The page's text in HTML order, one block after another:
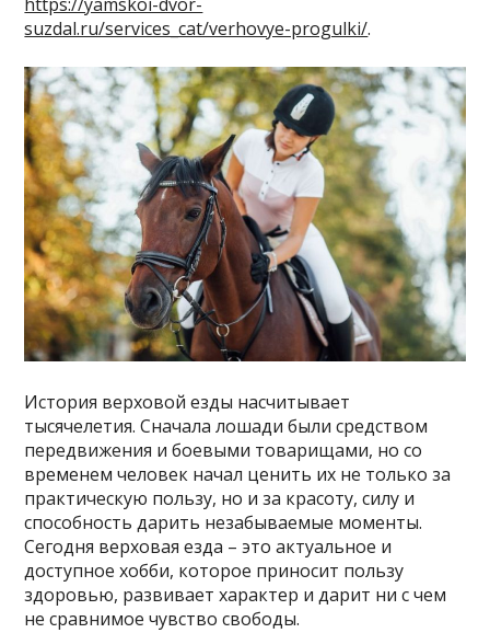
https://yamskoi-dvor-
suzdal.ru/services_cat/verhovye-progulki/.
История верховой езды насчитывает
тысячелетия. Сначала лошади были средством
передвижения и боевыми товарищами, но со
временем человек начал ценить их не только за
практическую пользу, но и за красоту, силу и
способность дарить незабываемые моменты.
Сегодня верховая езда – это актуальное и
доступное хобби, которое приносит пользу
здоровью, развивает характер и дарит ни с чем
не сравнимое чувство свободы.